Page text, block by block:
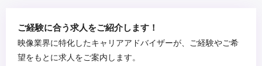
ご経験に合う求人をご紹介します！
映像業界に特化したキャリアアドバイザーが、ご経験やご希
望をもとに求人をご案内します。